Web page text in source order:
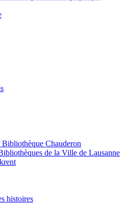
Bibliothèque Chauderon
de la Ville de Lausanne
histoires